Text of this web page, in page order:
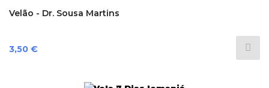
Velão - Dr. Sousa Martins
Preço
3,50 €